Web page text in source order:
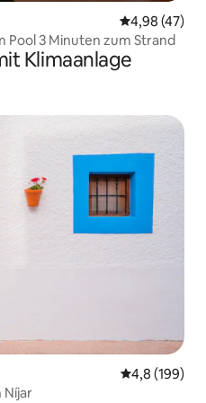
4,98 (47)
Pool 3 Minuten zum Strand
Klimaanlage
4,8 (199)
Níjar